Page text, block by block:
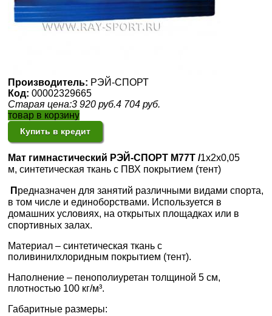
Производитель: РЭЙ-СПОРТ
Код: 00002329665
Старая цена:3 920 руб.4 704 руб.
товар в корзину
Купить в кредит
Мат гимнастический РЭЙ-СПОРТ М77Т /1х2х0,05
м, синтетическая ткань с ПВХ покрытием (тент)
П редназначен для занятий различными видами спорта,
в том числе и единоборствами. Используется в
домашних условиях, на открытых площадках или в
спортивных залах.
Материал – синтетическая ткань с
поливинилхлоридным покрытием (тент).
Наполнение – пенополиуретан толщиной 5 см,
плотностью 100 кг/м³.
Габаритные размеры: